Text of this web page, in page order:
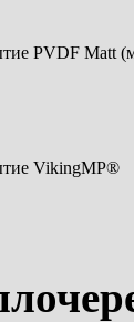
PVDF Matt
VikingMP®